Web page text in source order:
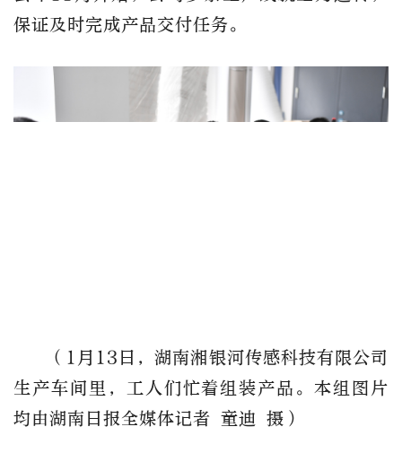
保证及时完成产品交付任务。
（1月13日，湖南湘银河传感科技有限公司
生产车间里，工人们忙着组装产品。本组图片
均由湖南日报全媒体记者 童迪 摄 ）